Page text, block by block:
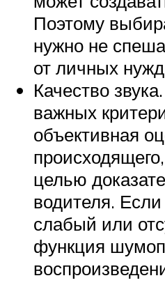
Поэтому
нужно не
от личных
Качество
важных
объективная
целью
водителя.
слабый или
функция